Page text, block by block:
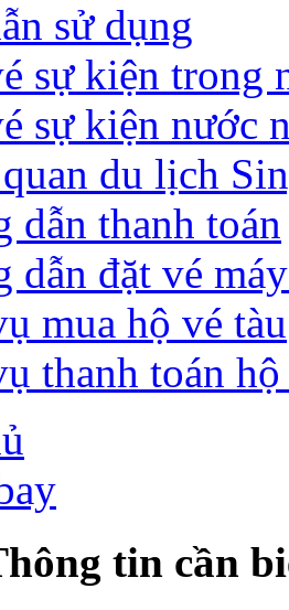
sử dụng
sự kiện trong
sự kiện nước
du lịch
dẫn thanh toán
dẫn đặt vé
mua hộ vé tàu
thanh toán hộ
tin cần